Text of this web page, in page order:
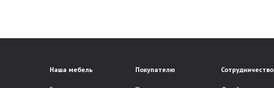
Наша мебель Покупателю Сотрудничество